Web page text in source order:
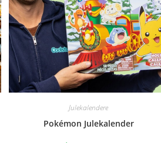
Julekalendere
Pokémon Julekalender